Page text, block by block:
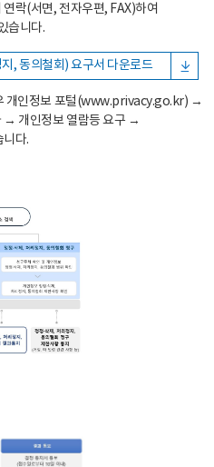
락(서면, 전자우편, FAX)하여
습니다.
, 동의철회) 요구서 다운로드
개인정보 포털(www.privacy.go.kr) →
→ 개인정보 열람등 요구 →
니다.